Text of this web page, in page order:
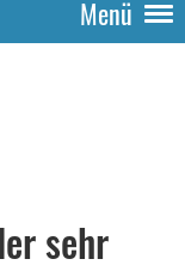
Menü
sehr